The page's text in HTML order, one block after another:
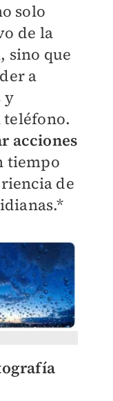
solo
de la
sino que
a
y
acciones
tiempo
de